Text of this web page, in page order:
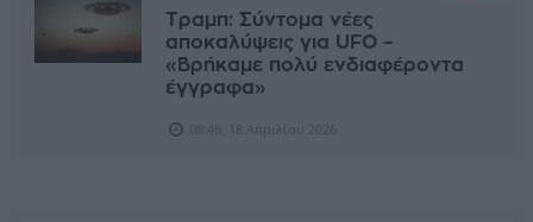
Τραμπ: Σύντομα νέες
αποκαλύψεις για UFO –
«Βρήκαμε πολύ ενδιαφέροντα
έγγραφα»